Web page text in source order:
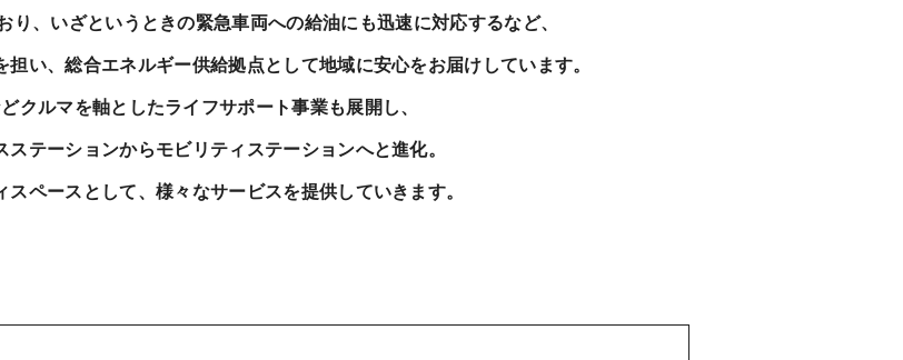
り、いざというときの緊急車両への給油にも迅速に対応するなど、
い、総合エネルギー供給拠点として地域に安心をお届けしています。
クルマを軸としたライフサポート事業も展開し、
ステーションからモビリティステーションへと進化。
スペースとして、様々なサービスを提供していきます。